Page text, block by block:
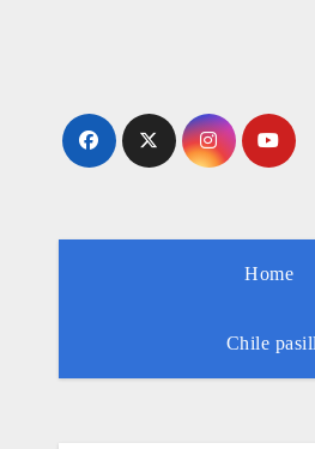
Home
Chile